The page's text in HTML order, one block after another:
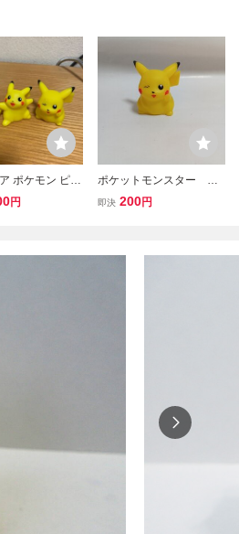
ポケモン ピカ
形 ポケモンキ
円
ポケットモンスター ポ
ケモンキッズ ピカチュ
即決 200円